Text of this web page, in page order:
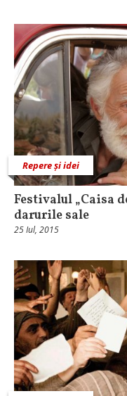
Repere și idei
Festivalul „Caisa
darurile sale
25 Iul, 2015